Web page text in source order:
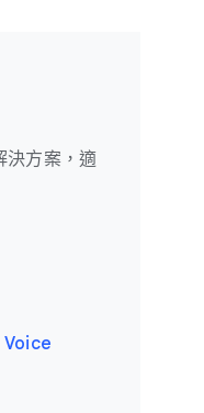
決方案，適
Voice